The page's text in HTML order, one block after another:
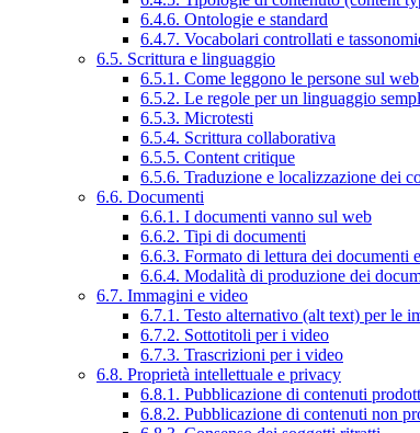
6.4.6. Ontologie e standard
6.4.7. Vocabolari controllati e
6.5. Scrittura e linguaggio
6.5.1. Come leggono le persone sul web
6.5.2. Le regole per un linguaggio
6.5.3. Microtesti
6.5.4. Scrittura collaborativa
6.5.5. Content critique
6.5.6. Traduzione e localizzazione dei
6.6. Documenti
6.6.1. I documenti vanno sul web
6.6.2. Tipi di documenti
6.6.3. Formato di lettura dei documenti
6.6.4. Modalità di produzione dei
6.7. Immagini e video
6.7.1. Testo alternativo (alt text) per le
6.7.2. Sottotitoli per i video
6.7.3. Trascrizioni per i video
6.8. Proprietà intellettuale e privacy
6.8.1. Pubblicazione di contenuti
6.8.2. Pubblicazione di contenuti non